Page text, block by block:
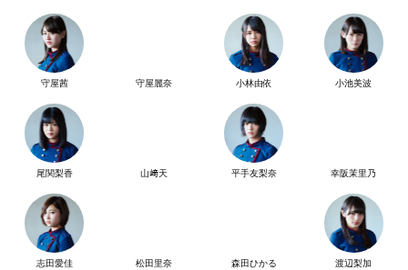
守屋茜 守屋麗奈 小林由依 小池美波
尾関梨香 山﨑天 平手友梨奈 幸阪茉里乃
志田愛佳 松田里奈 森田ひかる 渡辺梨加